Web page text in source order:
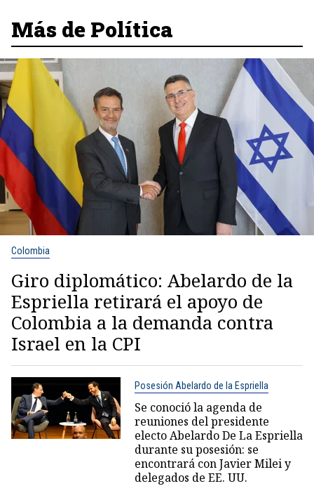
Más de Política
Colombia
Giro diplomático: Abelardo de la
Espriella retirará el apoyo de
Colombia a la demanda contra
Israel en la CPI
Posesión Abelardo de la Espriella
Se conoció la agenda de
reuniones del presidente
electo Abelardo De La Espriella
durante su posesión: se
encontrará con Javier Milei y
delegados de EE. UU.